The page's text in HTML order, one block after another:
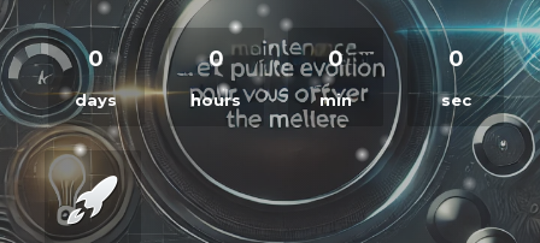
0
days
0
hours
0
min
0
sec